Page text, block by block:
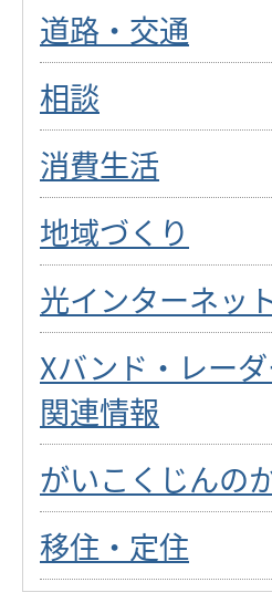
道路・交通
相談
消費生活
地域づくり
光インターネッ
Xバンド・レー
関連情報
がいこくじんの
移住・定住